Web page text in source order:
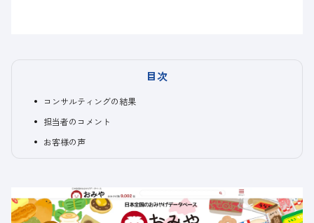
目次
コンサルティングの結果
担当者のコメント
お客様の声